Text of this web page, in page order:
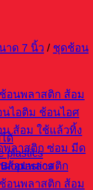
ด้
plastics
าด 7 นิ้ว / ชุดช้อน